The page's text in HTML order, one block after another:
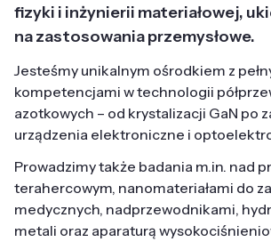
fizyki i inżynierii materiałowej,
na zastosowania przemysłowe.
Jesteśmy unikalnym ośrodkiem z
kompetencjami w technologii
azotkowych – od krystalizacji GaN po
urządzenia elektroniczne i
Prowadzimy także badania m.in. nad
terahercowym, nanomateriałami do
medycznych, nadprzewodnikami,
metali oraz aparaturą